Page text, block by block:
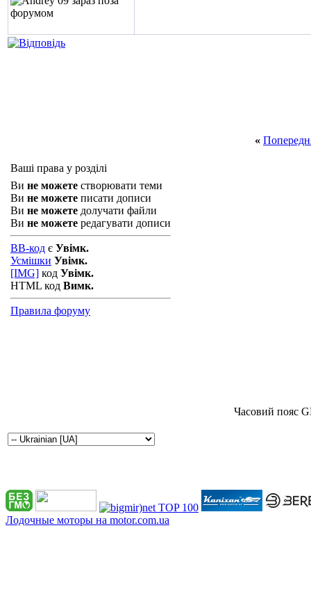
«
Ваші права у розділі
Ви не можете створювати теми
Ви не можете писати дописи
Ви не можете долучати файли
Ви не можете редагувати дописи
BB-код є Увімк.
Усмішки Увімк.
[IMG] код Увімк.
HTML код Вимк.
Правила форуму
Часовий пояс
Лодочные моторы на motor.com.ua